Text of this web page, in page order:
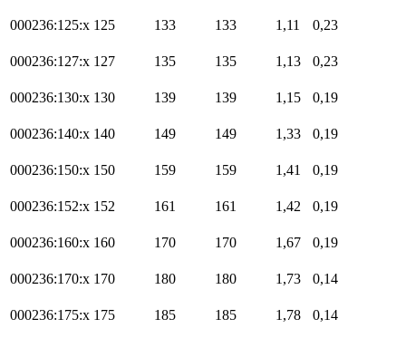
000236:125:x 125 133 133 1,11 0,23
000236:127:x 127 135 135 1,13 0,23
000236:130:x 130 139 139 1,15 0,19
000236:140:x 140 149 149 1,33 0,19
000236:150:x 150 159 159 1,41 0,19
000236:152:x 152 161 161 1,42 0,19
000236:160:x 160 170 170 1,67 0,19
000236:170:x 170 180 180 1,73 0,14
000236:175:x 175 185 185 1,78 0,14